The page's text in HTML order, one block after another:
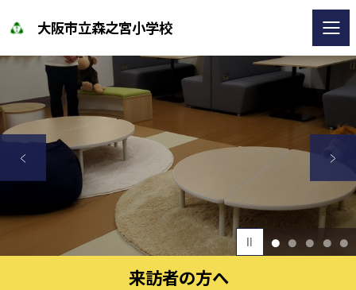
大阪市立森之宮小学校
1 2 3 4 5
来訪者の方へ